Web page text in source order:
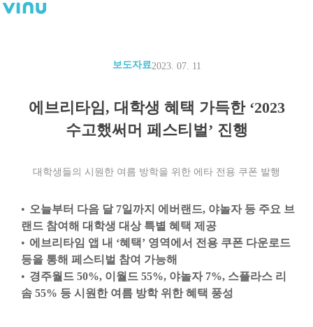
보도자료2023. 07. 11
에브리타임, 대학생 혜택 가득한 ‘2023
수고했써머 페스티벌’ 진행
대학생들의 시원한 여름 방학을 위한 에타 전용 쿠폰 발행
오늘부터 다음 달 7일까지 에버랜드, 야놀자 등 주요 브
랜드 참여해 대학생 대상 특별 혜택 제공
에브리타임 앱 내 ‘혜택’ 영역에서 전용 쿠폰 다운로드
등을 통해 페스티벌 참여 가능해
경주월드 50%, 이월드 55%, 야놀자 7%, 스플라스 리
솜 55% 등 시원한 여름 방학 위한 혜택 풍성